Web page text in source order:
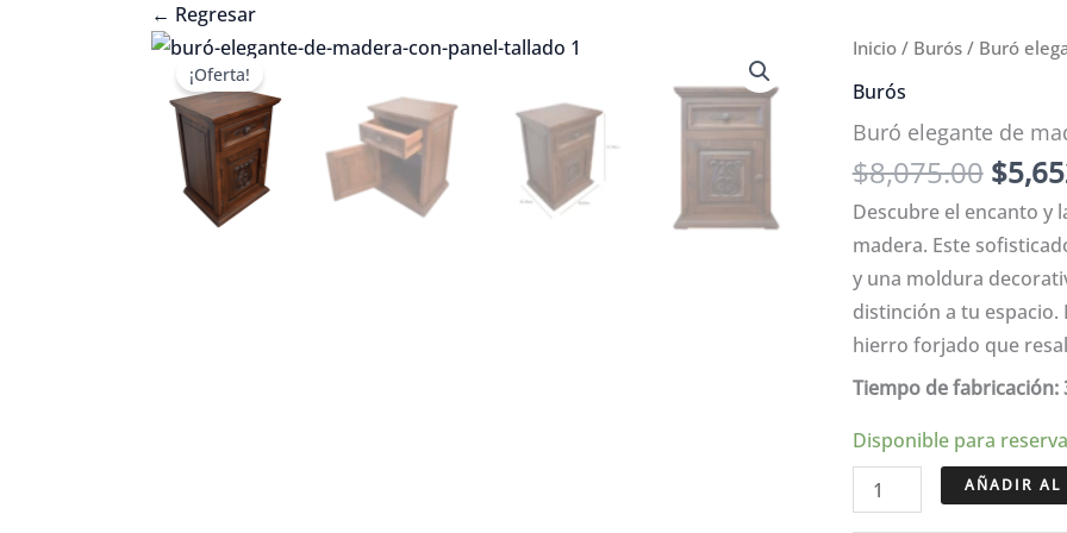
← Regresar
¡Oferta!
Inicio/ Burós/ Buró
Burós
Buró elegante de
$8,075.00 El
era:
$
Descubre el encanto y
madera. Este
y una moldura
distinción a tu
hierro forjado que
Tiempo de fabricación:
Disponible para reserva
Buró
elegante
AÑADIR AL